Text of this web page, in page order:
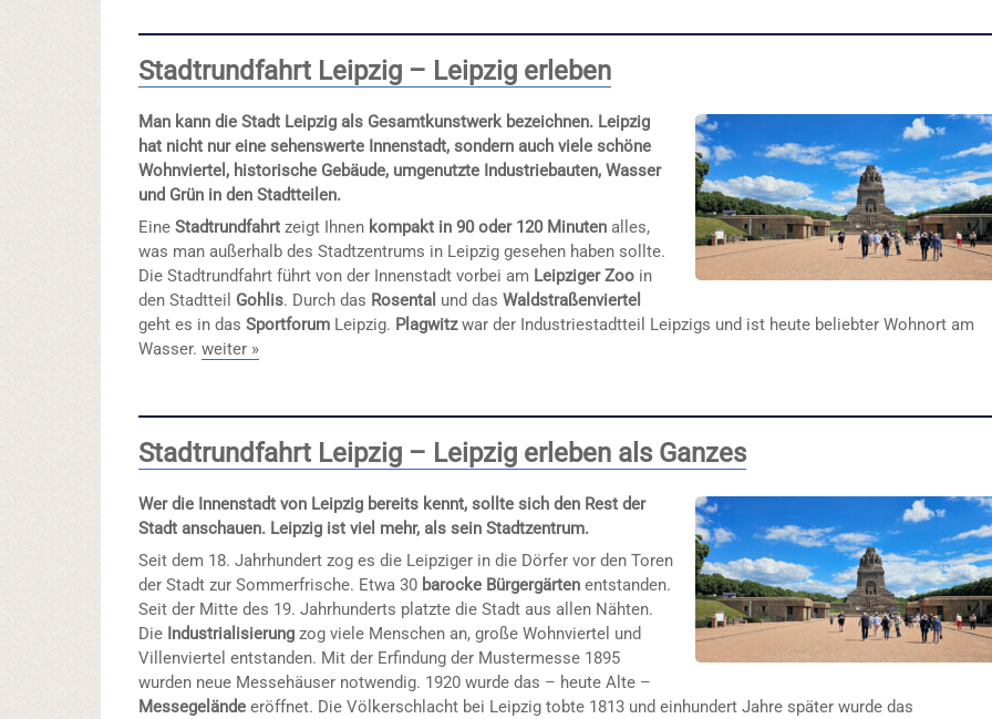
Stadtrundfahrt Leipzig – Leipzig erleben
Man kann die Stadt Leipzig als Gesamtkunstwerk bezeichnen. Leipzig
hat nicht nur eine sehenswerte Innenstadt, sondern auch viele schöne
Wohnviertel, historische Gebäude, umgenutzte Industriebauten, Wasser
und Grün in den Stadtteilen.
EineStadtrundfahrt zeigt Ihnen kompakt in 90 oder 120 Minuten alles,
was man außerhalb des Stadtzentrums in Leipzig gesehen haben sollte.
Die Stadtrundfahrt führt von der Innenstadt vorbei am Leipziger Zoo in
den Stadtteil Gohlis. Durch das Rosental und dasWaldstraßenviertel
geht es in dasSportforum Leipzig. Plagwitzwar der Industriestadtteil Leipzigs und ist heute beliebter Wohnort am
Wasser.weiter »
Stadtrundfahrt Leipzig – Leipzig erleben als Ganzes
Wer die Innenstadt von Leipzig bereits kennt, sollte sich den Rest der
Stadt anschauen. Leipzig ist viel mehr, als sein Stadtzentrum.
Seit dem 18. Jahrhundert zog es die Leipziger in die Dörfer vor den Toren
der Stadt zur Sommerfrische. Etwa 30 barocke Bürgergärten entstanden.
Seit der Mitte des 19. Jahrhunderts platzte die Stadt aus allen Nähten.
Die Industrialisierung zog viele Menschen an, große Wohnviertel und
Villenviertel entstanden. Mit der Erfindung der Mustermesse 1895
wurden neue Messehäuser notwendig. 1920 wurde das – heute Alte –
Messegelände eröffnet. Die Völkerschlacht bei Leipzig tobte 1813 und einhundert Jahre später wurde das